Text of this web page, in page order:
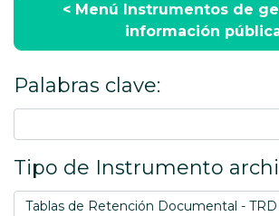
< Menú Instrumentos de
información
Palabras clave:
Tipo de Instrumento